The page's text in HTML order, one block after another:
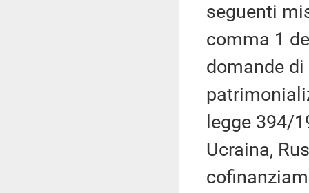
seguenti
comma 1
domande
legge 394/
Ucraina,